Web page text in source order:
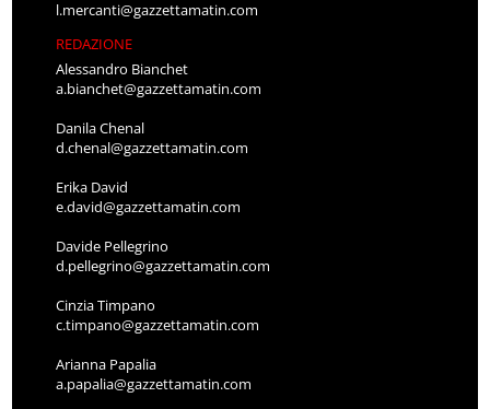
l.mercanti@gazzettamatin.com
REDAZIONE
Alessandro Bianchet
a.bianchet@gazzettamatin.com
Danila Chenal
d.chenal@gazzettamatin.com
Erika David
e.david@gazzettamatin.com
Davide Pellegrino
d.pellegrino@gazzettamatin.com
Cinzia Timpano
c.timpano@gazzettamatin.com
Arianna Papalia
a.papalia@gazzettamatin.com